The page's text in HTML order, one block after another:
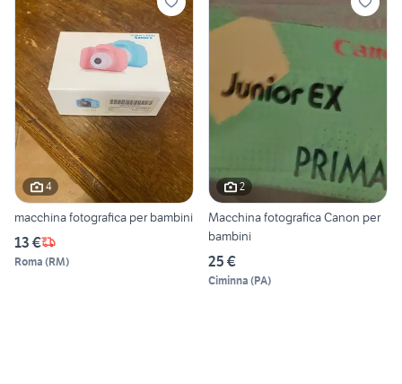
4
macchina fotografica per bambini
13 €
Roma (RM)
2
Macchina fotografica Canon per
bambini
25 €
Ciminna (PA)